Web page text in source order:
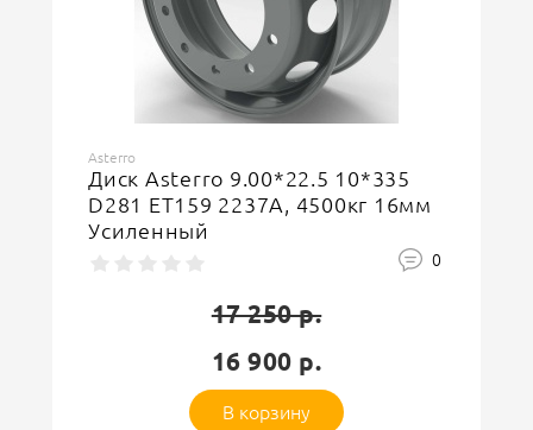
Asterro
Диск Asterro 8.25*19.5 8*275
D221 ET151 M22DS36 Silver.
Диски для Iveco Euro Cargo
0
14 500 р.
14 200 р.
В корзину